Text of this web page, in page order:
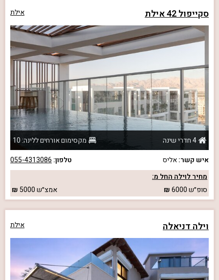
סקייפול 42 אילת אילת
4 חדרי שינה
מקסימום אורחים ללינה: 10
איש קשר:אליס טלפון: 055-4313086
מחיר לוילה החל מ:
סופ״ש6000 אמצ״ש5000
וילה דניאלה אילת